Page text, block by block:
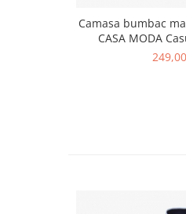
Camasa bumbac
CASA MODA